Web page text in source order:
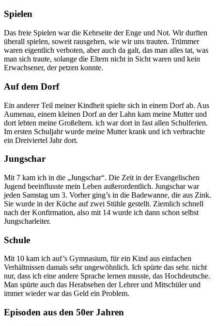
Spielen
Das freie Spielen war die Kehrseite der Enge und Not. Wir durften
überall spielen, soweit rausgehen, wie wir uns trauten. Trümmer
waren eigentlich verboten, aber auch da galt, das man alles tat, was
man sich traute, solange die Eltern nicht in Sicht waren und kein
Erwachsener, der petzen konnte.
Auf dem Dorf
Ein anderer Teil meiner Kindheit spielte sich in einem Dorf ab. Aus
Aumenau, einem kleinen Dorf an der Lahn kam meine Mutter und
dort lebten meine Großeltern. ich war dort in fast allen Schulferien.
Im ersten Schuljahr wurde meine Mutter krank und ich verbrachte
ein Dreiviertel Jahr dort.
Jungschar
Mit 7 kam ich in die „Jungschar“. Die Zeit in der Evangelischen
Jugend beeinflusste mein Leben außerordentlich. Jungschar war
jeden Samstag um 3. Vorher ging’s in die Badewanne, die aus Zink.
Sie wurde in der Küche auf zwei Stühle gestellt. Ziemlich schnell
nach der Konfirmation, also mit 14 wurde ich dann schon selbst
Jungscharleiter.
Schule
Mit 10 kam ich auf’s Gymnasium, für ein Kind aus einfachen
Verhältnissen damals sehr ungewöhnlich. Ich spürte das sehr. nicht
nur, dass ich eine andere Sprache lernen musste, das Hochdeutsche.
Man spürte auch das Herabsehen der Lehrer und Mitschüler und
immer wieder war das Geld ein Problem.
Episoden aus den 50er Jahren